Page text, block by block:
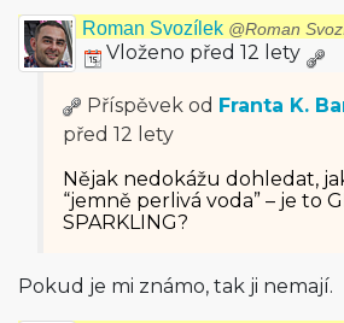
Roman Svozílek @Roman
Vloženo před 12 lety
Příspěvek od Franta K.
před 12 lety
Nějak nedokážu dohledat,
“jemně perlivá voda” – je to
SPARKLING?
Pokud je mi známo, tak ji nemají.